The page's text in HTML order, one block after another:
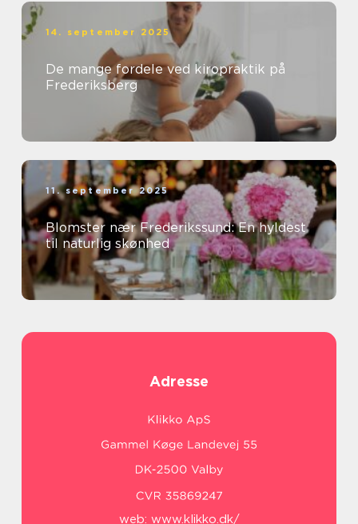
14. september 2025
De mange fordele ved kiropraktik på
Frederiksberg
11. september 2025
Blomster nær Frederikssund: En hyldest
til naturlig skønhed
Adresse
web: www.klikko.dk/